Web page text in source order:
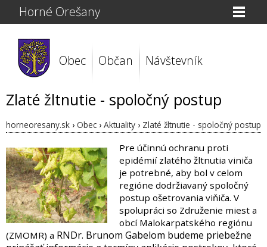
Horné Orešany
Obec Občan Návštevník
Zlaté žltnutie - spoločný postup
horneoresany.sk › Obec › Aktuality › Zlaté žltnutie - spoločný postup
Pre účinnú ochranu proti
epidémií zlatého žltnutia viniča
je potrebné, aby bol v celom
regióne dodržiavaný spoločný
postup ošetrovania viňiča. V
spolupráci so Združenie miest a
obcí Malokarpatského regiónu
(ZMOMR) a RNDr. Brunom Gabelom budeme priebežne